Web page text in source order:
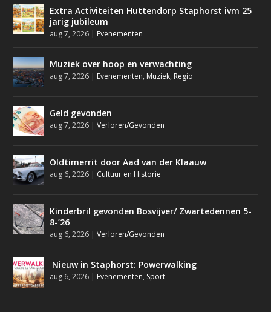
Extra Activiteiten Huttendorp Staphorst ivm 25
jarig jubileum
aug 7, 2026 | Evenementen
Muziek over hoop en verwachting
aug 7, 2026 | Evenementen, Muziek, Regio
Geld gevonden
aug 7, 2026 |Verloren/Gevonden
Oldtimerrit door Aad van der Klaauw
aug 6, 2026 | Cultuur en Historie
Kinderbril gevonden Bosvijver/ Zwartedennen 5-
8-’26
aug 6, 2026 |Verloren/Gevonden
Nieuw in Staphorst: Powerwalking
aug 6, 2026 | Evenementen, Sport